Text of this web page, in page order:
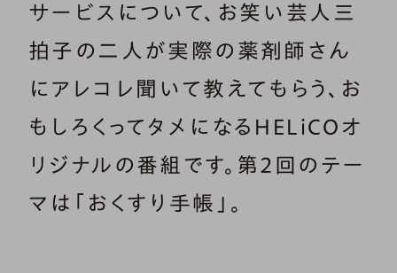
サービスについて、お笑い芸人三
拍子の二人が実際の薬剤師さん
にアレコレ聞いて教えてもらう、お
もしろくってタメになるHELiCOオ
リジナルの番組です。第2回のテー
マは「おくすり手帳」。